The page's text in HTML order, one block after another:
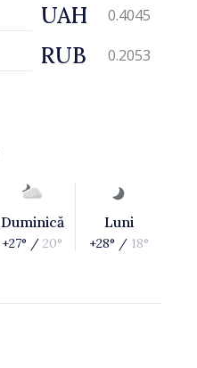
UAH 0.4045
RUB 0.2053
Duminică
+27° / 20°
Luni
+28° / 18°